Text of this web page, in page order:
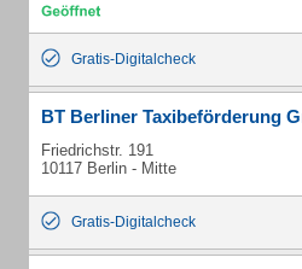
Gratis-Digitalcheck
BT Berliner Taxibeförderung
Friedrichstr. 191
10117 Berlin - Mitte
Gratis-Digitalcheck